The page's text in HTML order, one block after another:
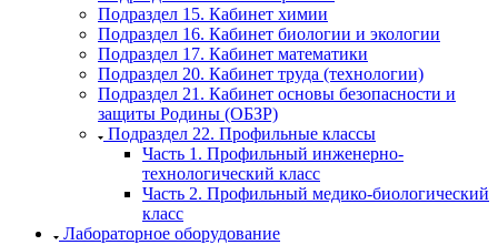
Подраздел 15. Кабинет химии
Подраздел 16. Кабинет биологии и экологии
Подраздел 17. Кабинет математики
Подраздел 20. Кабинет труда (технологии)
Подраздел 21. Кабинет основы безопасности и
защиты Родины (ОБЗР)
Подраздел 22. Профильные классы
Часть 1. Профильный инженерно-
технологический класс
Часть 2. Профильный медико-биологический
класс
Лабораторное оборудование